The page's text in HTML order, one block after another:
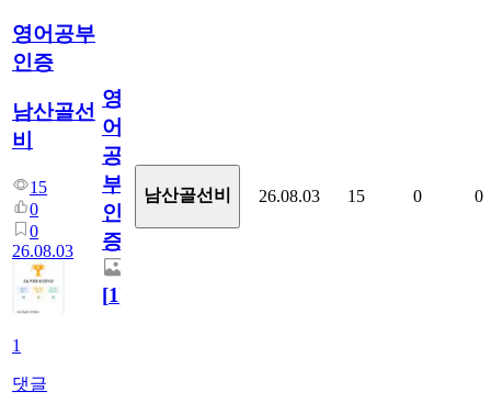
영어공부
인증
남산골선
비
15
0
0
26.08.03
1
댓글
영
어
공
부
인
증
[1]
남산골선비 26.08.03 15 0 0